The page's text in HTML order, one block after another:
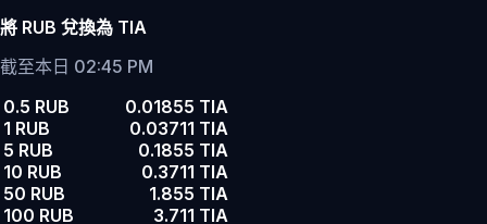
將 RUB 兌換為 TIA
截至本日 02:45 PM
0.5 RUB
0.01855 TIA
1 RUB
0.03711 TIA
5 RUB
0.1855 TIA
10 RUB
0.3711 TIA
50 RUB
1.855 TIA
100 RUB
3.711 TIA